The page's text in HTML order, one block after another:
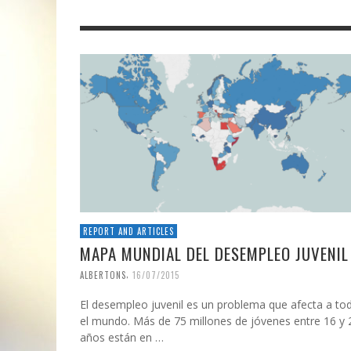
REPORT AND ARTICLES
MAPA MUNDIAL DEL DESEMPLEO JUVENIL
ALBERTONS 16/07/2015
El desempleo juvenil es un problema que afecta a
el mundo. Más de 75 millones de jóvenes entre 16 y
años están en …